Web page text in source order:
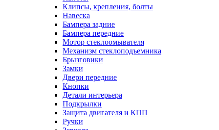
Клипсы, крепления, болты
Навеска
Бампера задние
Бампера передние
Мотор стеклоомывателя
Механизм стеклоподъемника
Брызговики
Замки
Двери передние
Кнопки
Детали интерьера
Подкрылки
Защита двигателя и КПП
Ручки